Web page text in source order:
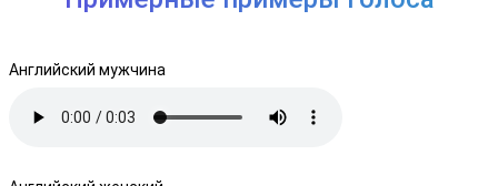
Английский мужчина